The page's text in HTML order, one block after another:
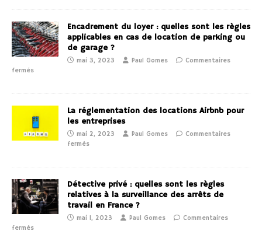
Encadrement du loyer : quelles sont les règles
applicables en cas de location de parking ou
de garage ?
mai 3, 2023 Paul Gomes
Commentaires
fermés
La réglementation des locations Airbnb pour
les entreprises
mai 2, 2023 Paul Gomes
Commentaires
fermés
Détective privé : quelles sont les règles
relatives à la surveillance des arrêts de
travail en France ?
mai 1, 2023 Paul Gomes
Commentaires
fermés